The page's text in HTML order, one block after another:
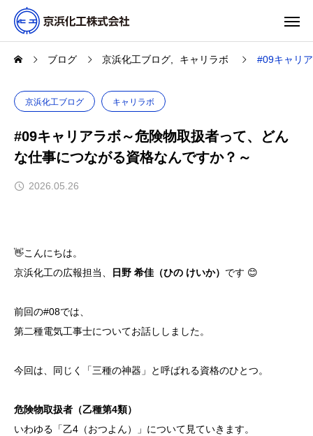
ブログ 京浜化工ブログ キャリラボ #09キャリ
京浜化工ブログ キャリラボ
#09キャリアラボ～危険物取扱者って、どん
な仕事につながる資格なんですか？～
2026.05.26
👋こんにちは。
京浜化工の広報担当、
日野 希佳（ひの けいか） です 😊
前回の#08では、
第二種電気工事士についてお話ししました。
今回は、同じく「三種の神器」と呼ばれる資格のひとつ。
危険物取扱者（乙種第4類）
いわゆる「乙4（おつよん）」について見ていきます。